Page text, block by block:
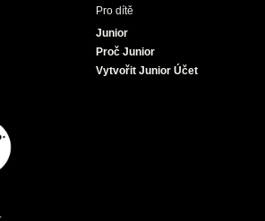
Pro dítě
Junior
Proč Junior
Vytvořit Junior Účet